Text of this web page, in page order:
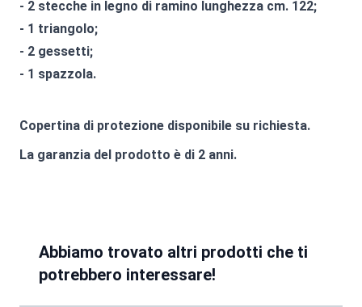
- 2 stecche in legno di ramino lunghezza cm. 122;
- 1 triangolo;
- 2 gessetti;
- 1 spazzola.
Copertina di protezione disponibile su richiesta.
La garanzia del prodotto è di 2 anni.
Abbiamo trovato altri prodotti che ti
potrebbero interessare!